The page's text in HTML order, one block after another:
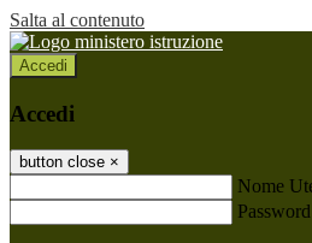
Salta al contenuto
Accedi
Accedi
button close ×
Nome
Password